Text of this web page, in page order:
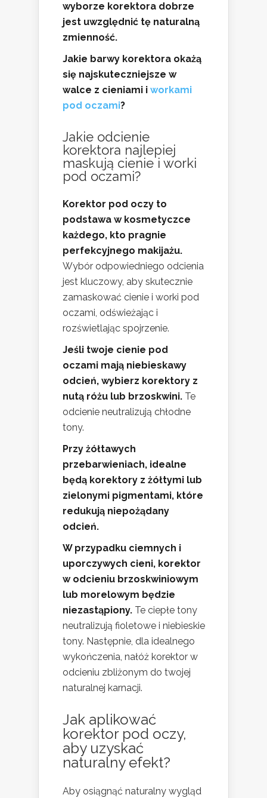
wyborze korektora dobrze
jest uwzględnić tę naturalną
zmienność.
Jakie barwy korektora okażą
się najskuteczniejsze w
walce z cieniami i workami
pod oczami?
Jakie odcienie
korektora najlepiej
maskują cienie i worki
pod oczami?
Korektor pod oczy to
podstawa w kosmetyczce
każdego, kto pragnie
perfekcyjnego makijażu.
Wybór odpowiedniego odcienia
jest kluczowy, aby skutecznie
zamaskować cienie i worki pod
oczami, odświeżając i
rozświetlając spojrzenie.
Jeśli twoje cienie pod
oczami mają niebieskawy
odcień, wybierz korektory z
nutą różu lub brzoskwini. Te
odcienie neutralizują chłodne
tony.
Przy żółtawych
przebarwieniach, idealne
będą korektory z żółtymi lub
zielonymi pigmentami, które
redukują niepożądany
odcień.
W przypadku ciemnych i
uporczywych cieni, korektor
w odcieniu brzoskwiniowym
lub morelowym będzie
niezastąpiony. Te ciepłe tony
neutralizują fioletowe i niebieskie
tony. Następnie, dla idealnego
wykończenia, nałóż korektor w
odcieniu zbliżonym do twojej
naturalnej karnacji.
Jak aplikować
korektor pod oczy,
aby uzyskać
naturalny efekt?
Aby osiągnąć naturalny wygląd